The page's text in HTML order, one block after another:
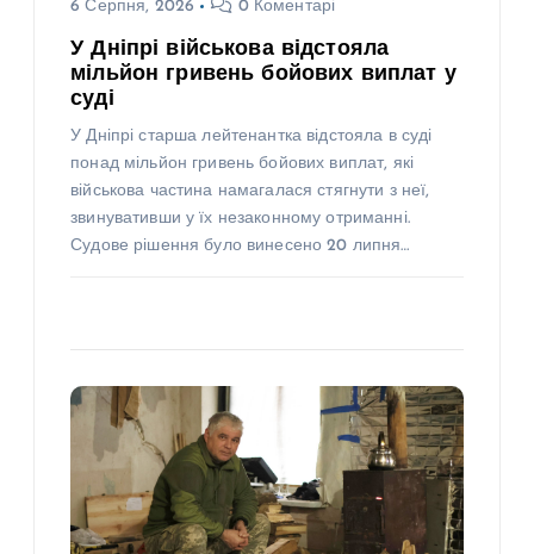
6 Серпня, 2026 0 Коментарі
У Дніпрі військова відстояла
мільйон гривень бойових виплат у
суді
У Дніпрі старша лейтенантка відстояла в суді
понад мільйон гривень бойових виплат, які
військова частина намагалася стягнути з неї,
звинувативши у їх незаконному отриманні.
Судове рішення було винесено 20 липня…